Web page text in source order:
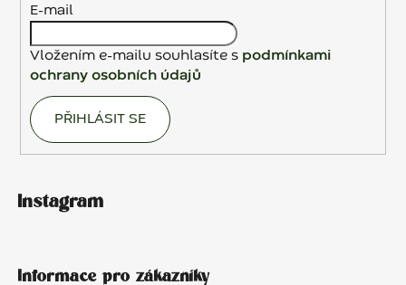
E-mail
Vložením e-mailu souhlasíte s podmínkami
ochrany osobních údajů
PŘIHLÁSIT SE
Instagram
Informace pro zákazníky